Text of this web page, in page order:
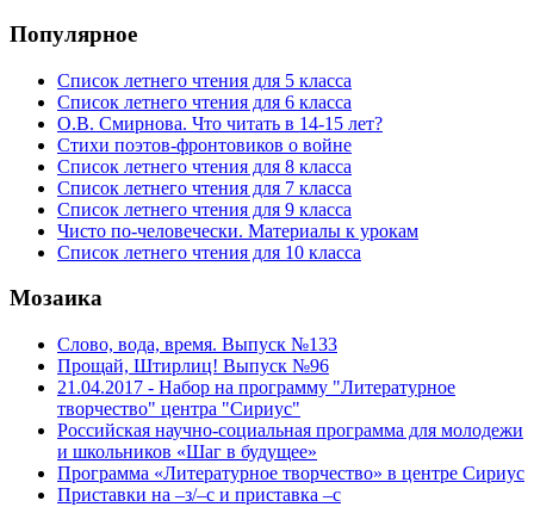
Популярное
Список летнего чтения для 5 класса
Список летнего чтения для 6 класса
О.В. Смирнова. Что читать в 14-15 лет?
Стихи поэтов-фронтовиков о войне
Список летнего чтения для 8 класса
Список летнего чтения для 7 класса
Список летнего чтения для 9 класса
Чисто по-человечески. Материалы к урокам
Список летнего чтения для 10 класса
Мозаика
Слово, вода, время. Выпуск №133
Прощай, Штирлиц! Выпуск №96
21.04.2017 - Набор на программу "Литературное
творчество" центра "Сириус"
Российская научно-социальная программа для молодежи
и школьников «Шаг в будущее»
Программа «Литературное творчество» в центре Сириус
Приставки на –з/–с и приставка –с